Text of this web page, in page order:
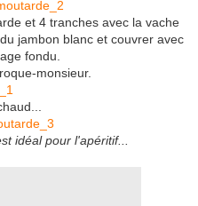
et 4 tranches avec la vache
jambon blanc et couvrer avec
fondu.
monsieur.
idéal pour l'apéritif...